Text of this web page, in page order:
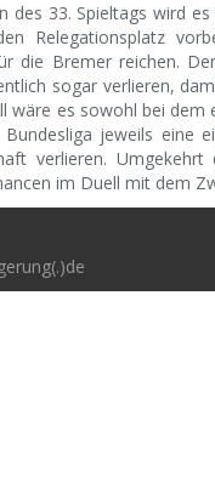
des 33. Spieltags wird
Relegationsplatz
die Bremer reichen.
sogar verlieren,
wäre es sowohl bei
jeweils eine
verlieren.
im Duell mit dem